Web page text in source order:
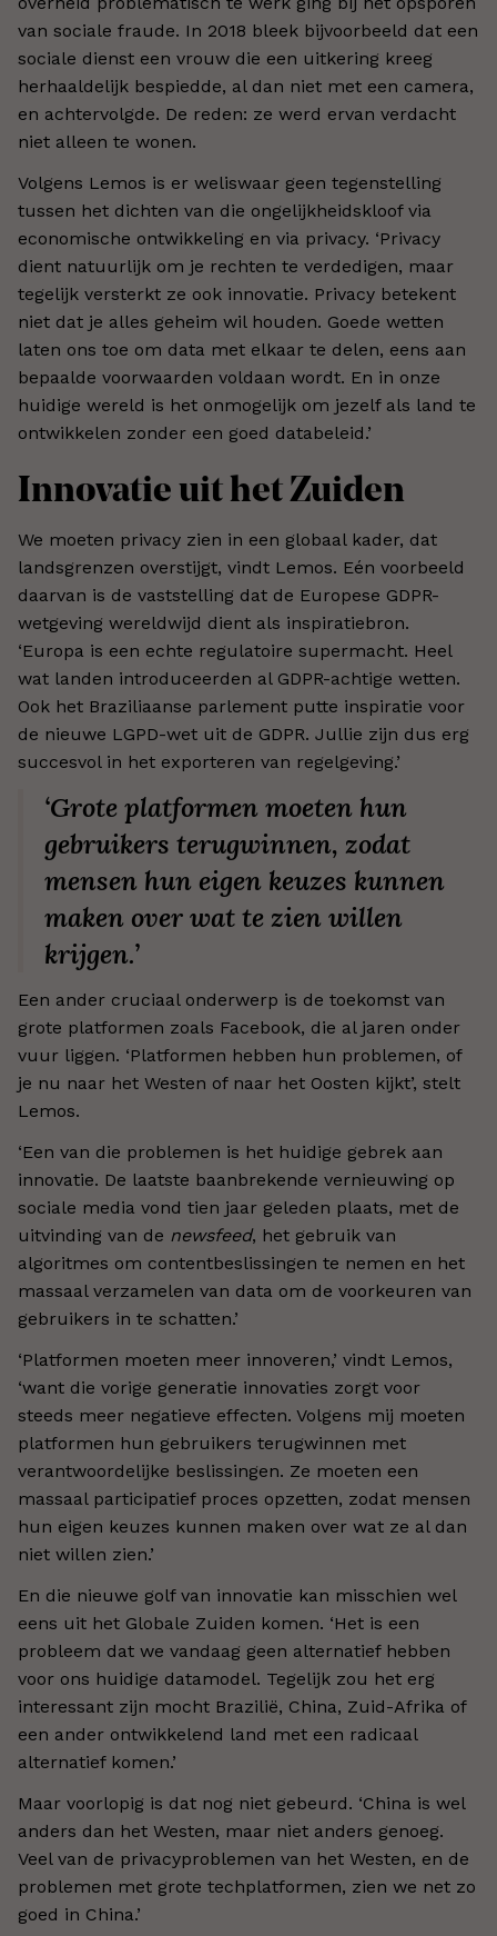
van sociale fraude. In 2018 bleek bijvoorbeeld dat een
sociale dienst een vrouw die een uitkering kreeg
herhaaldelijk bespiedde, al dan niet met een camera,
en achtervolgde. De reden: ze werd ervan verdacht
niet alleen te wonen.
Volgens Lemos is er weliswaar geen tegenstelling
tussen het dichten van die ongelijkheidskloof via
economische ontwikkeling en via privacy. ‘Privacy
dient natuurlijk om je rechten te verdedigen, maar
tegelijk versterkt ze ook innovatie. Privacy betekent
niet dat je alles geheim wil houden. Goede wetten
laten ons toe om data met elkaar te delen, eens aan
bepaalde voorwaarden voldaan wordt. En in onze
huidige wereld is het onmogelijk om jezelf als land te
ontwikkelen zonder een goed databeleid.’
Innovatie uit het Zuiden
We moeten privacy zien in een globaal kader, dat
landsgrenzen overstijgt, vindt Lemos. Eén voorbeeld
daarvan is de vaststelling dat de Europese GDPR-
wetgeving wereldwijd dient als inspiratiebron.
‘Europa is een echte regulatoire supermacht. Heel
wat landen introduceerden al GDPR-achtige wetten.
Ook het Braziliaanse parlement putte inspiratie voor
de nieuwe LGPD-wet uit de GDPR. Jullie zijn dus erg
succesvol in het exporteren van regelgeving.’
‘Grote platformen moeten hun
gebruikers terugwinnen, zodat
mensen hun eigen keuzes kunnen
maken over wat te zien willen
krijgen.’
Een ander cruciaal onderwerp is de toekomst van
grote platformen zoals Facebook, die al jaren onder
vuur liggen. ‘Platformen hebben hun problemen, of
je nu naar het Westen of naar het Oosten kijkt’, stelt
Lemos.
‘Een van die problemen is het huidige gebrek aan
innovatie. De laatste baanbrekende vernieuwing op
sociale media vond tien jaar geleden plaats, met de
uitvinding van de newsfeed, het gebruik van
algoritmes om contentbeslissingen te nemen en het
massaal verzamelen van data om de voorkeuren van
gebruikers in te schatten.’
‘Platformen moeten meer innoveren,’ vindt Lemos,
‘want die vorige generatie innovaties zorgt voor
steeds meer negatieve effecten. Volgens mij moeten
platformen hun gebruikers terugwinnen met
verantwoordelijke beslissingen. Ze moeten een
massaal participatief proces opzetten, zodat mensen
hun eigen keuzes kunnen maken over wat ze al dan
niet willen zien.’
En die nieuwe golf van innovatie kan misschien wel
eens uit het Globale Zuiden komen. ‘Het is een
probleem dat we vandaag geen alternatief hebben
voor ons huidige datamodel. Tegelijk zou het erg
interessant zijn mocht Brazilië, China, Zuid-Afrika of
een ander ontwikkelend land met een radicaal
alternatief komen.’
Maar voorlopig is dat nog niet gebeurd. ‘China is wel
anders dan het Westen, maar niet anders genoeg.
Veel van de privacyproblemen van het Westen, en de
problemen met grote techplatformen, zien we net zo
goed in China.’